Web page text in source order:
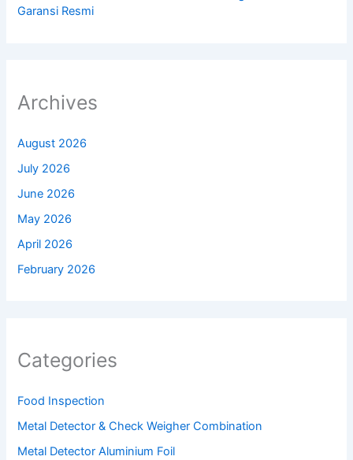
Garansi Resmi
Archives
August 2026
July 2026
June 2026
May 2026
April 2026
February 2026
Categories
Food Inspection
Metal Detector & Check Weigher Combination
Metal Detector Aluminium Foil